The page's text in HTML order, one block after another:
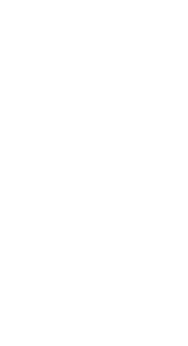
Чат-бот
анализировать
отвечает на
предоставляя
предоставляет
услугах. Для
предлагает
недопустимых
ошибок бот
пользователей
Поговорить